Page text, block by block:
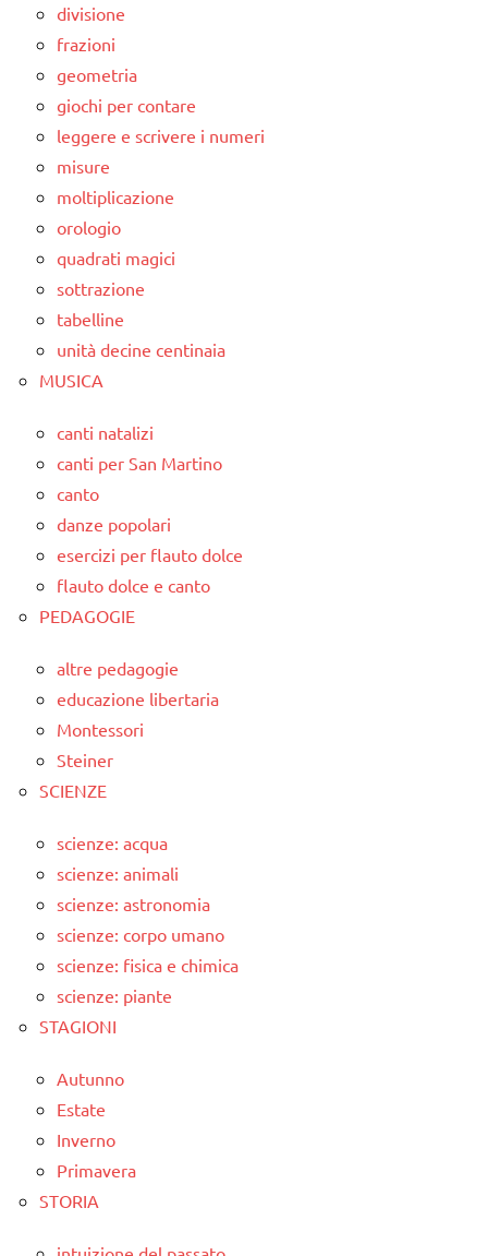
divisione
frazioni
geometria
giochi per contare
leggere e scrivere i numeri
misure
moltiplicazione
orologio
quadrati magici
sottrazione
tabelline
unità decine centinaia
MUSICA
canti natalizi
canti per San Martino
canto
danze popolari
esercizi per flauto dolce
flauto dolce e canto
PEDAGOGIE
altre pedagogie
educazione libertaria
Montessori
Steiner
SCIENZE
scienze: acqua
scienze: animali
scienze: astronomia
scienze: corpo umano
scienze: fisica e chimica
scienze: piante
STAGIONI
Autunno
Estate
Inverno
Primavera
STORIA